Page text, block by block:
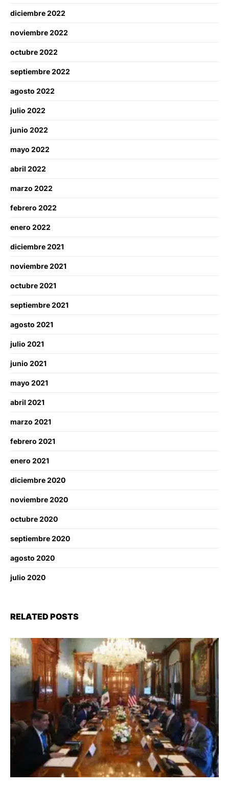
diciembre 2022
noviembre 2022
octubre 2022
septiembre 2022
agosto 2022
julio 2022
junio 2022
mayo 2022
abril 2022
marzo 2022
febrero 2022
enero 2022
diciembre 2021
noviembre 2021
octubre 2021
septiembre 2021
agosto 2021
julio 2021
junio 2021
mayo 2021
abril 2021
marzo 2021
febrero 2021
enero 2021
diciembre 2020
noviembre 2020
octubre 2020
septiembre 2020
agosto 2020
julio 2020
RELATED POSTS